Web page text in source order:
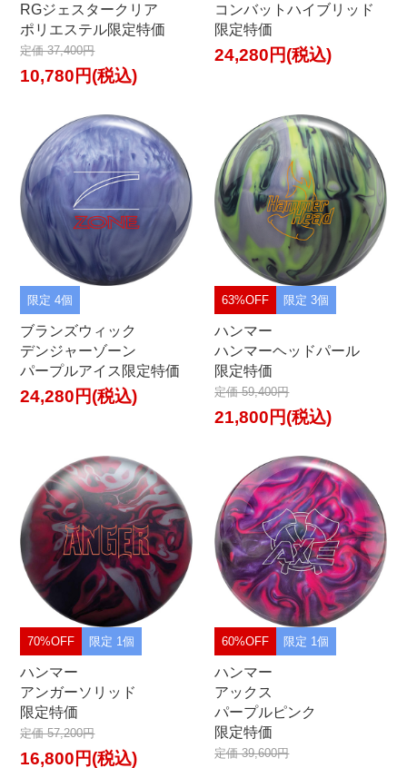
RGジェスタークリア
ポリエステル限定特価
定価 37,400円
10,780円(税込)
コンバットハイブリッド
限定特価
24,280円(税込)
限定 4個
ブランズウィック
デンジャーゾーン
パープルアイス限定特価
24,280円(税込)
63%OFF 限定 3個
ハンマー
ハンマーヘッドパール
限定特価
定価 59,400円
21,800円(税込)
70%OFF 限定 1個
ハンマー
アンガーソリッド
限定特価
定価 57,200円
16,800円(税込)
60%OFF 限定 1個
ハンマー
アックス
パープルピンク
限定特価
定価 39,600円